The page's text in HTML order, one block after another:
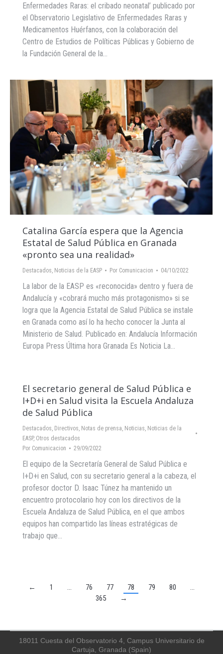
Enfermedades Raras: el cribado neonatal’ publicado por
el Observatorio Legislativo de Enfermedades Raras y
Medicamentos Huérfanos, con la colaboración del
Centro de Estudios de Políticas Públicas y Gobierno de
la Fundación General de la…
Catalina García espera que la Agencia
Estatal de Salud Pública en Granada
«pronto sea una realidad»
Destacados, Noticias de la EASP Por Comunicacion 04/10/2022
La labor de la EASP es «reconocida» dentro y fuera de
Andalucía y «cobrará mucho más protagonismo» si se
logra que la Agencia Estatal de Salud Pública se instale
en Granada como así lo ha hecho conocer la Junta al
Ministerio de Salud. Publicado en: Andalucía Información
Europa Press Última hora Granada Es Noticia La…
El secretario general de Salud Pública e
I+D+i en Salud visita la Escuela Andaluza
de Salud Pública
Destacados, Directivos, Notas de prensa, Noticias, Noticias de la
EASP, Otros destacados
Por Comunicacion 29/09/2022
El equipo de la Secretaría General de Salud Pública e
I+D+i en Salud, con su secretario general a la cabeza, el
profesor doctor D. Isaac Túnez ha mantenido un
encuentro protocolario hoy con los directivos de la
Escuela Andaluza de Salud Pública, en el que ambos
equipos han compartido las líneas estratégicas de
trabajo que…
← 1 … 76 77 78 79 80
…
365
→
18011 Cuesta del Observatorio 4, Campus Universitario de
Cartuja, Granada (Spain)